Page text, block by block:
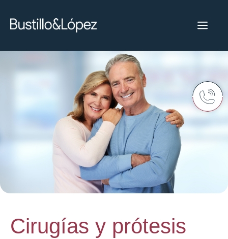
Cirugías y prótesis